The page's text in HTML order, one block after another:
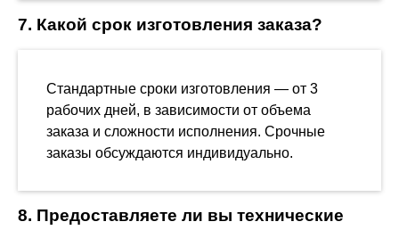
7. Какой срок изготовления заказа?
Стандартные сроки изготовления — от 3
рабочих дней, в зависимости от объема
заказа и сложности исполнения. Срочные
заказы обсуждаются индивидуально.
8. Предоставляете ли вы технические